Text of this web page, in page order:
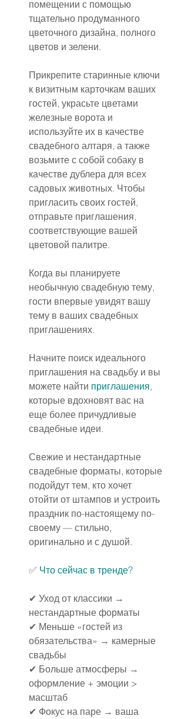
помещении с помощью
тщательно продуманного
цветочного дизайна, полного
цветов и зелени.
Прикрепите старинные ключи
к визитным карточкам ваших
гостей, украсьте цветами
железные ворота и
используйте их в качестве
свадебного алтаря, а также
возьмите с собой собаку в
качестве дублера для всех
садовых животных. Чтобы
пригласить своих гостей,
отправьте приглашения,
соответствующие вашей
цветовой палитре.
Когда вы планируете
необычную свадебную тему,
гости впервые увидят вашу
тему в ваших свадебных
приглашениях.
Начните поиск идеального
приглашения на свадьбу и вы
можете найти приглашения,
которые вдохновят вас на
еще более причудливые
свадебные идеи.
Свежие и нестандартные
свадебные форматы, которые
подойдут тем, кто хочет
отойти от штампов и устроить
праздник по-настоящему по-
своему — стильно,
оригинально и с душой.
✅ Что сейчас в тренде?
✔ Уход от классики →
нестандартные форматы
✔ Меньше «гостей из
обязательства» → камерные
свадьбы
✔ Больше атмосферы →
оформление + эмоции >
масштаб
✔ Фокус на паре → ваша